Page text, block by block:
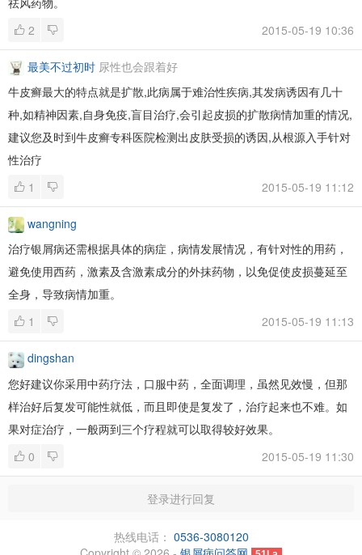
2
2015-05-19 10:36
最美不过初时 尿性也会跟着好
牛皮癣最大的特点就是扩散,此病属于难治性疾病,其发病诱因有几十
种,如精神因素,自身免疫,盲目治疗,会引起皮损的扩散病情加重的情况,
建议您及时到牛皮癣专科医院检测出皮肤受损的诱因,从根源入手针对
性治疗
1
2015-05-19 11:12
wangning
治疗银屑病还需根据具体的病症，病情发展情况，有针对性的用药，
避免使用西药，激素及含激素成分的外抹药物，以免促使皮损蔓延至
全身，导致病情加重。
1
2015-05-19 11:13
dingshan
您好建议你采用中药疗法，口服中药，全面调理，虽然见效慢，但那
样治好后复发可能性就低，而且即使是复发了，治疗起来也不难。如
果对症治疗，一般两到三个疗程就可以取得较好效果。
0
2015-05-19 11:30
登录进行回复
热线电话： 0536-3080120